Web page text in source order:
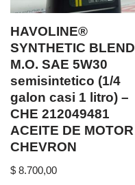
HAVOLINE®
SYNTHETIC BLEND
M.O. SAE 5W30
semisintetico (1/4
galon casi 1 litro) –
CHE 212049481
ACEITE DE MOTOR
CHEVRON
$ 8.700,00